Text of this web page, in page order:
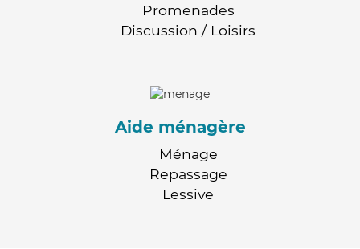
Promenades
Discussion / Loisirs
Aide ménagère
Ménage
Repassage
Lessive